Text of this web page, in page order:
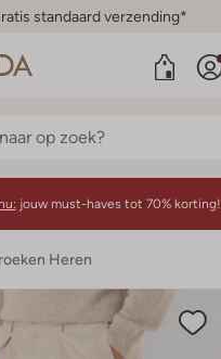
standaard verzending*
jouw must-haves tot 70% korting!
Heren